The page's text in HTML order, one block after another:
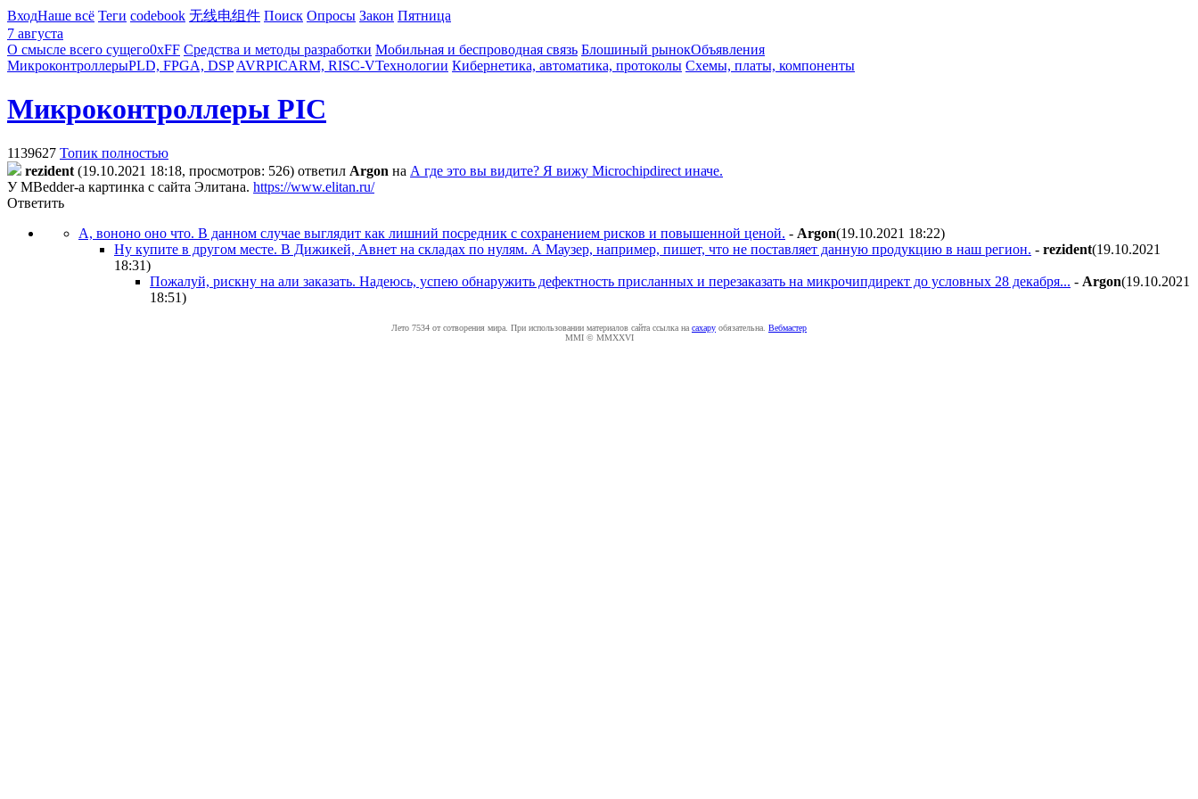
ВходНаше всё Теги codebook 无线电组件 Поиск Опросы Закон Пятница
7 августа
О смысле всего сущего0xFF Средства и методы разработки Мобильная и беспроводная связь Блошиный рынокОбъявления
МикроконтроллерыPLD, FPGA, DSP AVRPICARM, RISC-VТехнологии Кибернетика, автоматика, протоколы Схемы, платы, компоненты
Микроконтроллеры PIC
1139627 Топик полностью
rezident (19.10.2021 18:18, просмотров: 526) ответил Argon на А где это вы видите? Я вижу Microchipdirect иначе.
У MBedder-а картинка с сайта Элитана. https://www.elitan.ru/
Ответить
А, вононо оно что. В данном случае выглядит как лишний посредник с сохранением рисков и повышенной ценой. - Argon(19.10.2021 18:22)
Ну купите в другом месте. В Дижикей, Авнет на складах по нулям. А Маузер, например, пишет, что не поставляет данную продукцию в наш регион. - rezident(19.10.2021
18:31)
Пожалуй, рискну на али заказать. Надеюсь, успею обнаружить дефектность присланных и перезаказать на микрочипдирект до условных 28 декабря... - Argon(19.10.2021
18:51)
Лето 7534 от сотворения мира. При использовании материалов сайта ссылка на caxapу обязательна. Вебмастер
MMI © MMXXVI